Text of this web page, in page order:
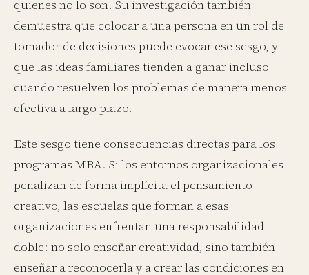
quienes no lo son. Su investigación también
demuestra que colocar a una persona en un rol de
tomador de decisiones puede evocar ese sesgo, y
que las ideas familiares tienden a ganar incluso
cuando resuelven los problemas de manera menos
efectiva a largo plazo.
Este sesgo tiene consecuencias directas para los
programas MBA. Si los entornos organizacionales
penalizan de forma implícita el pensamiento
creativo, las escuelas que forman a esas
organizaciones enfrentan una responsabilidad
doble: no solo enseñar creatividad, sino también
enseñar a reconocerla y a crear las condiciones en